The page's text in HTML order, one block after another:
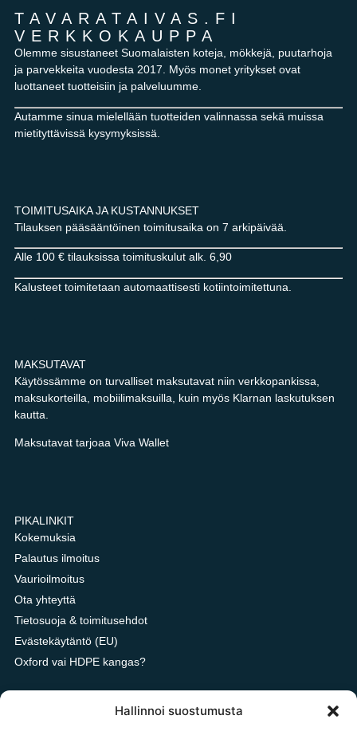
Hallinnoi suostumusta
TAVARATAIVAS.FI
VERKKOKAUPPA
Olemme sisustaneet Suomalaisten koteja, mökkejä, puutarhoja
ja parvekkeita vuodesta 2017. Myös monet yritykset ovat
luottaneet tuotteisiin ja palveluumme.
Autamme sinua mielellään tuotteiden valinnassa sekä muissa
mietityttävissä kysymyksissä.
TOIMITUSAIKA JA KUSTANNUKSET
Tilauksen pääsääntöinen toimitusaika on 7 arkipäivää.
Alle 100 € tilauksissa toimituskulut alk. 6,90
Kalusteet toimitetaan automaattisesti kotiintoimitettuna.
MAKSUTAVAT
Käytössämme on turvalliset maksutavat niin verkkopankissa,
maksukorteilla, mobiilimaksuilla, kuin myös Klarnan laskutuksen
kautta.
Maksutavat tarjoaa Viva Wallet
PIKALINKIT
Kokemuksia
Palautus ilmoitus
Vaurioilmoitus
Ota yhteyttä
Tietosuoja & toimitusehdot
Evästekäytäntö (EU)
Oxford vai HDPE kangas?